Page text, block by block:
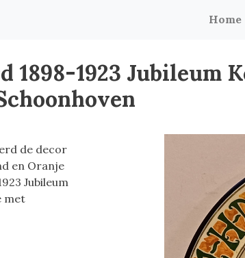
Home
1898-1923 Jubileum
de decor
en Oranje
Jubileum
met